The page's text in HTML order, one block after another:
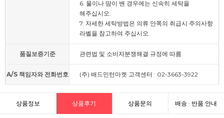
6. 물이나 땀이 밴 경우에는 신속히 세탁을
해주십시오.
7. 자세한 세탁방법은 의류 안쪽의 취급시 주의사항
라벨을 참고하여 주십시오.
품질보증기준 관련법 및 소비자분쟁해결 규정에 따름
A/S 책임자와 전화번호 (주) 배드민턴마켓 고객센터 : 02-3663-3922
상품정보 상품후기 상품문의 배송 · 반품 안내